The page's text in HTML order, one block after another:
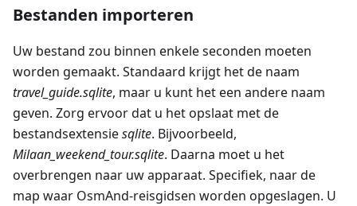
Bestanden importeren
Uw bestand zou binnen enkele seconden moeten
worden gemaakt. Standaard krijgt het de naam
travel_guide.sqlite, maar u kunt het een andere naam
geven. Zorg ervoor dat u het opslaat met de
bestandsextensiesqlite. Bijvoorbeeld,
Milaan_weekend_tour.sqlite. Daarna moet u het
overbrengen naar uw apparaat. Specifiek, naar de
map waar OsmAnd-reisgidsen worden opgeslagen. U